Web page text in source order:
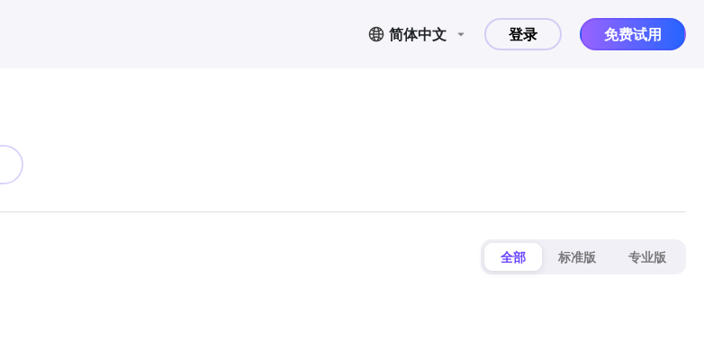
简体中文 登录 免费试用
全部 标准版 专业版